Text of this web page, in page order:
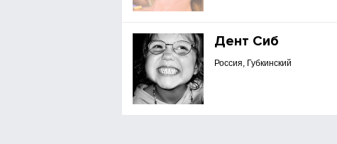
Дент Сиб
Россия, Губкинский